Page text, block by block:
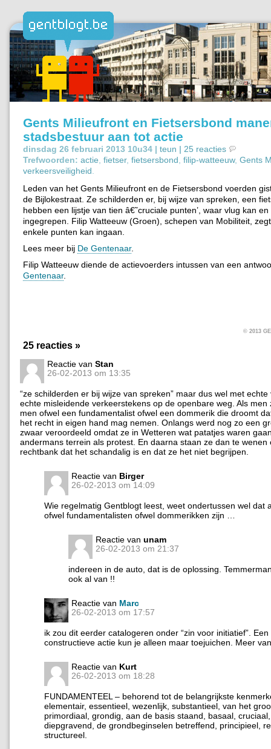
Gents Milieufront en Fietsersbond
stadsbestuur aan tot actie
dinsdag 26 februari 2013 10u34 | teun | 25 reacties
Trefwoorden: actie fietser, fietsersbond filip-watteeuw, Gents
verkeersveiligheid
Leden van het Gents Milieufront en de Fietsersbond voerden
de Bijlokestraat. Ze schilderden er, bij wijze van spreken, een
hebben een lijstje van tien â€˜cruciale punten’, waar vlug kan
ingegrepen. Filip Watteeuw (Groen), schepen van Mobiliteit,
enkele punten kan ingaan.
Lees meer bij De Gentenaar.
Filip Watteeuw diende de actievoerders intussen van een
Gentenaar.
© 2013
25 reacties »
Reactie van Stan
26-02-2013 om 13:35
“ze schilderden er bij wijze van spreken” maar dus wel met
echte misleidende verkeerstekens op de openbare weg. Als men
men ofwel een fundamentalist ofwel een dommerik die droomt
het recht in eigen hand mag nemen. Onlangs werd nog zo een
zwaar veroordeeld omdat ze in Wetteren wat patatjes waren
andermans terrein als protest. En daarna staan ze dan te wenen
rechtbank dat het schandalig is en dat ze het niet begrijpen.
Reactie van Birger
26-02-2013 om 14:09
Wie regelmatig Gentblogt leest, weet ondertussen wel dat
ofwel fundamentalisten ofwel dommerikken zijn …
Reactie van unam
26-02-2013 om 21:37
indereen in de auto, dat is de oplossing.
ook al van !!
Reactie van Marc
26-02-2013 om 17:57
ik zou dit eerder catalogeren onder “zin voor initiatief”.
constructieve actie kun je alleen maar toejuichen. Meer
Reactie van Kurt
26-02-2013 om 18:28
FUNDAMENTEEL – behorend tot de belangrijkste
elementair, essentieel, wezenlijk, substantieel, van het
primordiaal, grondig, aan de basis staand, basaal,
diepgravend, de grondbeginselen betreffend, principieel,
structureel.